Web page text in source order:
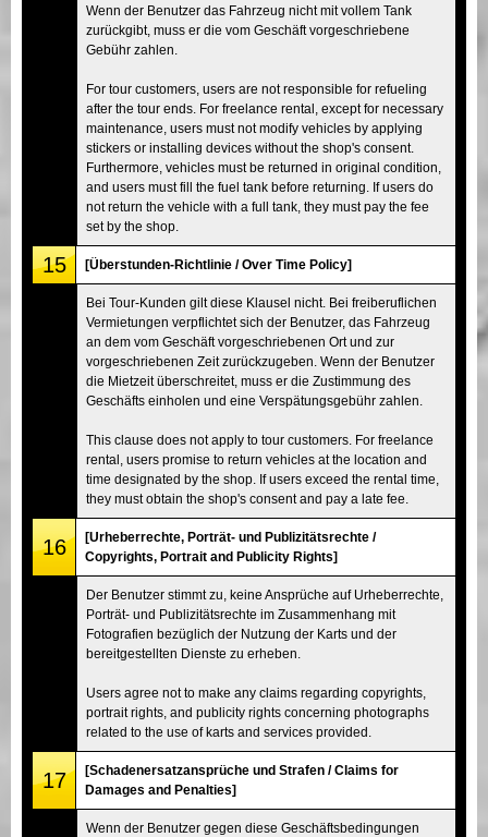
Wenn der Benutzer das Fahrzeug nicht mit vollem Tank
zurückgibt, muss er die vom Geschäft vorgeschriebene
Gebühr zahlen.
For tour customers, users are not responsible for refueling
after the tour ends. For freelance rental, except for necessary
maintenance, users must not modify vehicles by applying
stickers or installing devices without the shop's consent.
Furthermore, vehicles must be returned in original condition,
and users must fill the fuel tank before returning. If users do
not return the vehicle with a full tank, they must pay the fee
set by the shop.
15 [Überstunden-Richtlinie / Over Time Policy]
Bei Tour-Kunden gilt diese Klausel nicht. Bei freiberuflichen
Vermietungen verpflichtet sich der Benutzer, das Fahrzeug
an dem vom Geschäft vorgeschriebenen Ort und zur
vorgeschriebenen Zeit zurückzugeben. Wenn der Benutzer
die Mietzeit überschreitet, muss er die Zustimmung des
Geschäfts einholen und eine Verspätungsgebühr zahlen.
This clause does not apply to tour customers. For freelance
rental, users promise to return vehicles at the location and
time designated by the shop. If users exceed the rental time,
they must obtain the shop's consent and pay a late fee.
16
[Urheberrechte, Porträt- und Publizitätsrechte /
Copyrights, Portrait and Publicity Rights]
Der Benutzer stimmt zu, keine Ansprüche auf Urheberrechte,
Porträt- und Publizitätsrechte im Zusammenhang mit
Fotografien bezüglich der Nutzung der Karts und der
bereitgestellten Dienste zu erheben.
Users agree not to make any claims regarding copyrights,
portrait rights, and publicity rights concerning photographs
related to the use of karts and services provided.
17
[Schadenersatzansprüche und Strafen / Claims for
Damages and Penalties]
Wenn der Benutzer gegen diese Geschäftsbedingungen